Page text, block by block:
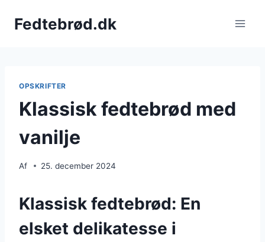
Fedtebrød.dk
OPSKRIFTER
Klassisk fedtebrød med
vanilje
Af 25. december 2024
Klassisk fedtebrød: En
elsket delikatesse i